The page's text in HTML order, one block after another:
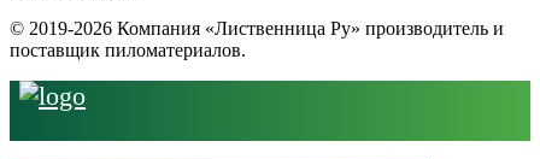
© 2019-2026 Компания «Лиственница Ру» производитель и
поставщик пиломатериалов.